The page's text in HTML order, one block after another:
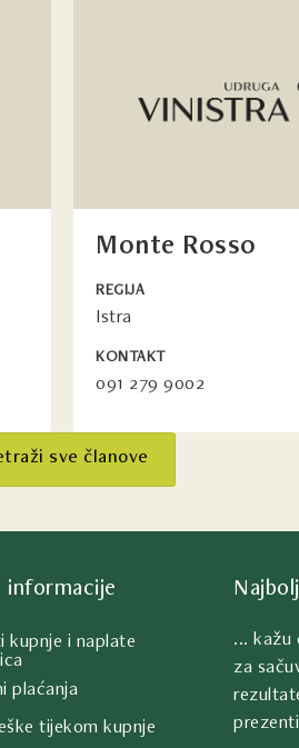
Monte Rosso
REGIJA
Istra
KONTAKT
091 279 9002
sve članove
informacije
kupnje i naplate
plaćanja
tijekom kupnje
... kažu
za